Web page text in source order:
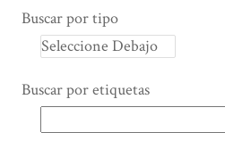
Buscar por tipo
Buscar por etiquetas